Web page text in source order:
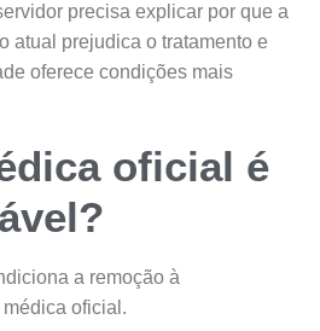
precisa explicar por que a
atual prejudica o tratamento e
oferece condições mais
oficial é
a remoção à
oficial.